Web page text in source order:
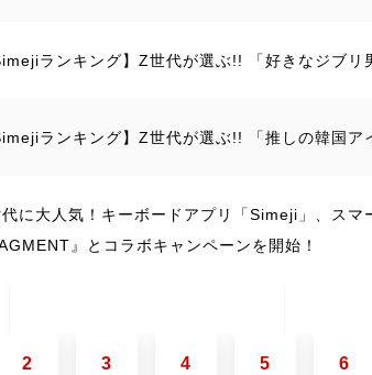
ランキング】Z世代が選ぶ!! 「好きなジブリ
ランキング】Z世代が選ぶ!! 「推しの韓国ア
に大人気！キーボードアプリ「Simeji」、ス
』とコラボキャンペーンを開始！
2 3 4 5 6